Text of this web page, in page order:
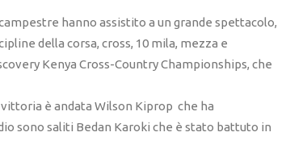
hanno assistito a un grande spettacolo,
della corsa, cross, 10 mila, mezza e
Kenya Cross-Country Championships, che
è andata Wilson Kiprop che ha
sono saliti Bedan Karoki che è stato battuto in